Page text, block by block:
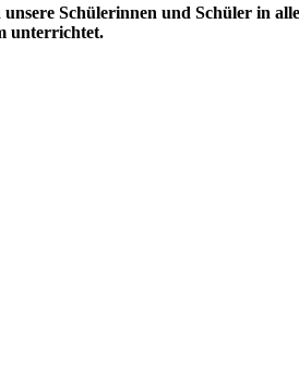
Schülerinnen und Schüler in
unterrichtet.